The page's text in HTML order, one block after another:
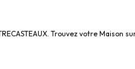
Trouvez votre Maison